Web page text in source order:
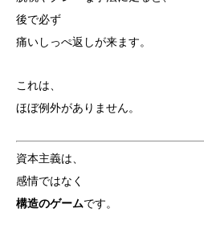
後で必ず
痛いしっぺ返しが来ます。
これは、
ほぼ例外がありません。
資本主義は、
感情ではなく
構造のゲームです。